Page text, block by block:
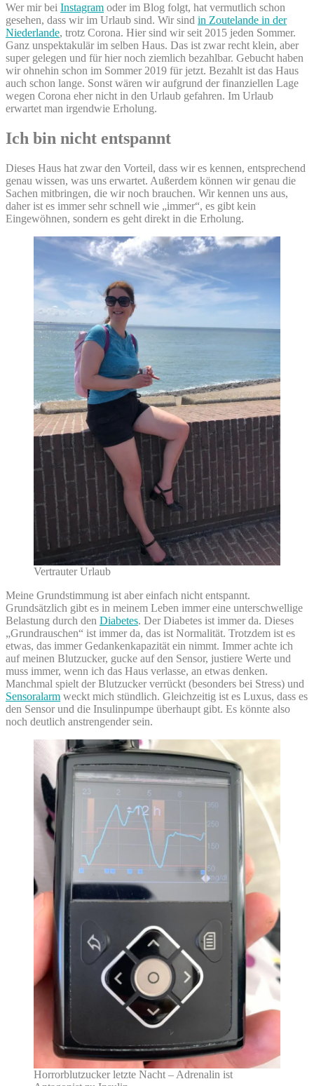
Wer mir bei Instagram oder im Blog folgt, hat vermutlich schon
gesehen, dass wir im Urlaub sind. Wir sind in Zoutelande in der
Niederlande, trotz Corona. Hier sind wir seit 2015 jeden Sommer.
Ganz unspektakulär im selben Haus. Das ist zwar recht klein, aber
super gelegen und für hier noch ziemlich bezahlbar. Gebucht haben
wir ohnehin schon im Sommer 2019 für jetzt. Bezahlt ist das Haus
auch schon lange. Sonst wären wir aufgrund der finanziellen Lage
wegen Corona eher nicht in den Urlaub gefahren. Im Urlaub
erwartet man irgendwie Erholung.
Ich bin nicht entspannt
Dieses Haus hat zwar den Vorteil, dass wir es kennen, entsprechend
genau wissen, was uns erwartet. Außerdem können wir genau die
Sachen mitbringen, die wir noch brauchen. Wir kennen uns aus,
daher ist es immer sehr schnell wie „immer“, es gibt kein
Eingewöhnen, sondern es geht direkt in die Erholung.
Vertrauter Urlaub
Meine Grundstimmung ist aber einfach nicht entspannt.
Grundsätzlich gibt es in meinem Leben immer eine unterschwellige
Belastung durch den Diabetes. Der Diabetes ist immer da. Dieses
„Grundrauschen“ ist immer da, das ist Normalität. Trotzdem ist es
etwas, das immer Gedankenkapazität ein nimmt. Immer achte ich
auf meinen Blutzucker, gucke auf den Sensor, justiere Werte und
muss immer, wenn ich das Haus verlasse, an etwas denken.
Manchmal spielt der Blutzucker verrückt (besonders bei Stress) und
Sensoralarm weckt mich stündlich. Gleichzeitig ist es Luxus, dass es
den Sensor und die Insulinpumpe überhaupt gibt. Es könnte also
noch deutlich anstrengender sein.
Horrorblutzucker letzte Nacht – Adrenalin ist